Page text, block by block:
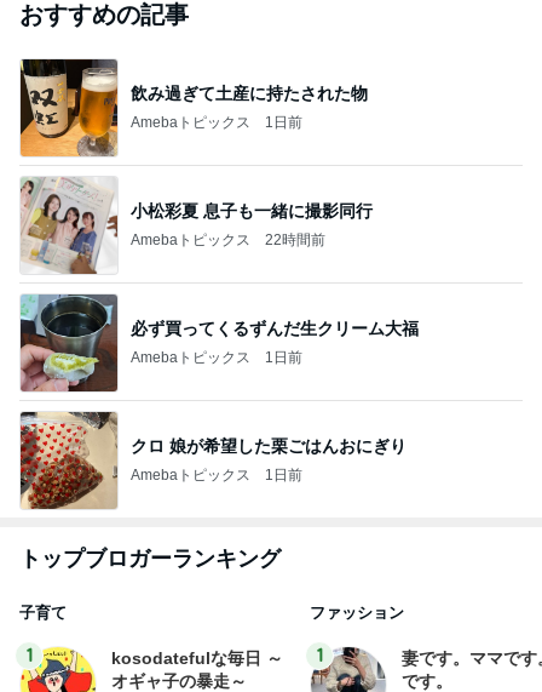
おすすめの記事
飲み過ぎて土産に持たされた物
Amebaトピックス 1日前
小松彩夏 息子も一緒に撮影同行
Amebaトピックス 22時間前
必ず買ってくるずんだ生クリーム大福
Amebaトピックス 1日前
クロ 娘が希望した栗ごはんおにぎり
Amebaトピックス 1日前
トップブロガーランキング
子育て
1
kosodatefulな毎日 ～
オギャ子の暴走～
ファッション
1
妻です。ママです
です。